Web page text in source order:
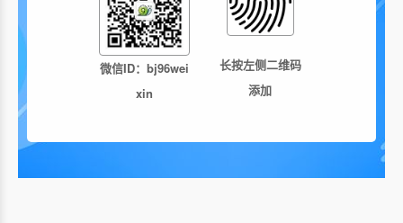
微信ID： bj96wei
xin
长按左侧二维码
添加